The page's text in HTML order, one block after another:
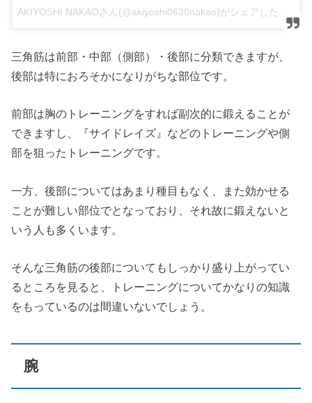
三角筋は前部・中部（側部）・後部に分類できますが、
後部は特におろそかになりがちな部位です。
前部は胸のトレーニングをすれば副次的に鍛えることが
できますし、『サイドレイズ』などのトレーニングや側
部を狙ったトレーニングです。
一方、後部についてはあまり種目もなく、また効かせる
ことが難しい部位でとなっており、それ故に鍛えないと
いう人も多くいます。
そんな三角筋の後部についてもしっかり盛り上がってい
るところを見ると、トレーニングについてかなりの知識
をもっているのは間違いないでしょう。
腕